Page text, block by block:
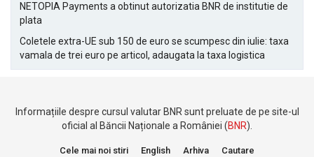
NETOPIA Payments a obtinut autorizatia BNR de institutie de
plata
Coletele extra-UE sub 150 de euro se scumpesc din iulie: taxa
vamala de trei euro pe articol, adaugata la taxa logistica
Informațiile despre cursul valutar BNR sunt preluate de pe site-ul
oficial al Băncii Naționale a României (BNR).
Cele mai noi stiri English Arhiva Cautare